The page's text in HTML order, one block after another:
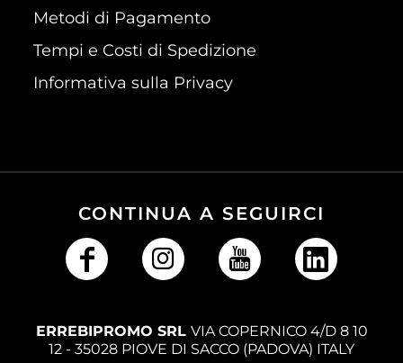
Metodi di Pagamento
Tempi e Costi di Spedizione
Informativa sulla Privacy
CONTINUA A SEGUIRCI
ERREBIPROMO SRL VIA COPERNICO 4/D 8 10
12 - 35028 PIOVE DI SACCO (PADOVA) ITALY